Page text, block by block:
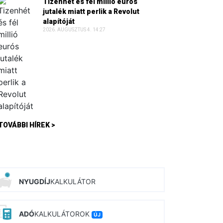
jutalék miatt perlik a Revolut
alapítóját
2026. AUGUSZTUS 4. 14:27
HÍREK >
NYUGDÍJKALKULÁTOR
ADÓKALKULÁTOROK ÚJ